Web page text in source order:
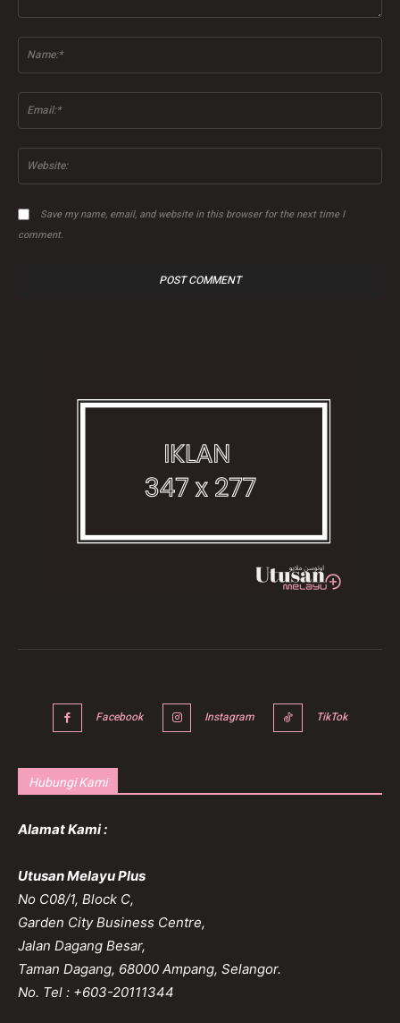
Save my name, email, and website in this browser for the next time I
comment.
Facebook Instagram TikTok
Hubungi Kami
Alamat Kami :
Utusan Melayu Plus
No C08/1, Block C,
Garden City Business Centre,
Jalan Dagang Besar,
Taman Dagang, 68000 Ampang, Selangor.
No. Tel : +603-20111344